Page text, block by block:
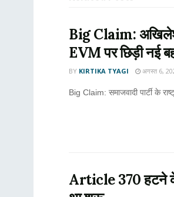
Big Claim: अखिलेश
EVM पर छिड़ी नई
BY KIRTIKA TYAGI अगस्त 6,
Big Claim: समाजवादी पार्टी के
Article 370 हटने के